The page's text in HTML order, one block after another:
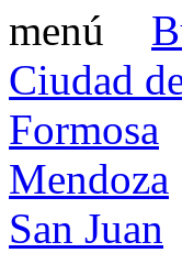
Ciudad
Formosa
Mendoza
San Juan